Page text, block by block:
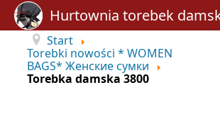
Start
Torebki nowości * WOMEN
BAGS* Женские сумки
Torebka damska 3800
Hurtownia torebek